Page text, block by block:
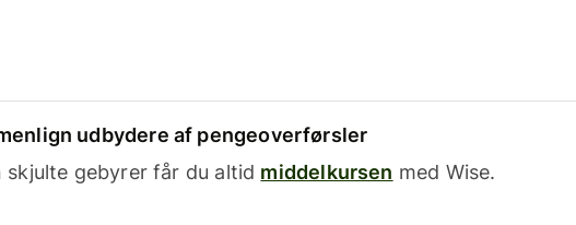
udbydere af pengeoverførsler
skjulte gebyrer får du altid middelkursen med Wise.